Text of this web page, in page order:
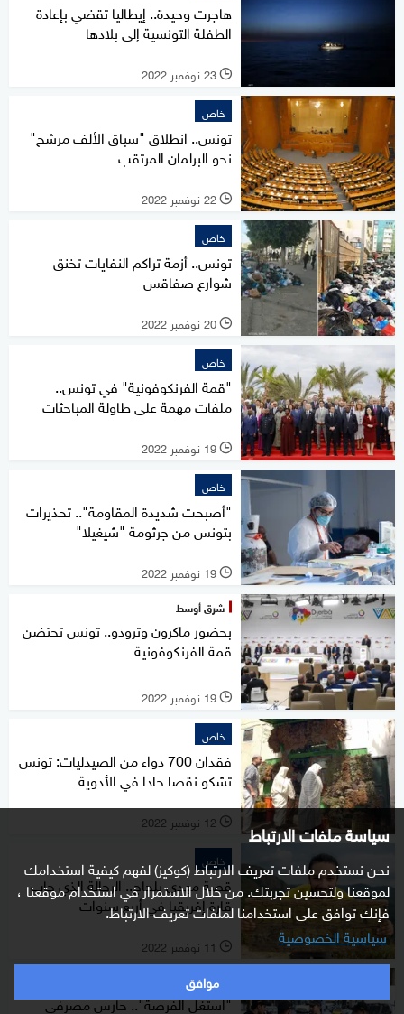
سياسة ملفات الارتباط
نحن نستخدم ملفات تعريف الارتباط (كوكيز) لفهم كيفية استخدامك
لموقعنا ولتحسين تجربتك. من خلال الاستمرار في استخدام موقعنا ،
فإنك توافق على استخدامنا لملفات تعريف الارتباط.
سياسية الخصوصية
موافق
هاجرت وحيدة.. إيطاليا تقضي بإعادة
الطفلة التونسية إلى بلادها
l 23 نوفمبر 2022
خاص
تونس.. انطلاق "سباق الألف مرشح"
نحو البرلمان المرتقب
l 22 نوفمبر 2022
خاص
تونس.. أزمة تراكم النفايات تخنق
شوارع صفاقس
l 20 نوفمبر 2022
خاص
"قمة الفرنكوفونية" في تونس..
ملفات مهمة على طاولة المباحثات
l 19 نوفمبر 2022
خاص
"أصبحت شديدة المقاومة".. تحذيرات
بتونس من جرثومة "شيغيلا"
l 19 نوفمبر 2022
شرق أوسط
بحضور ماكرون وترودو.. تونس تحتضن
قمة الفرنكوفونية
l 19 نوفمبر 2022
خاص
فقدان 700 دواء من الصيدليات: تونس
تشكو نقصا حادا في الأدوية
l 12 نوفمبر 2022
خاص
قصة مهدي بلحاج.. الرحالة الذي جاب
قارة إفريقيا في أربع سنوات
l 11 نوفمبر 2022
نافذة مغاربية
"استغل الفرصة".. حارس مصرفي